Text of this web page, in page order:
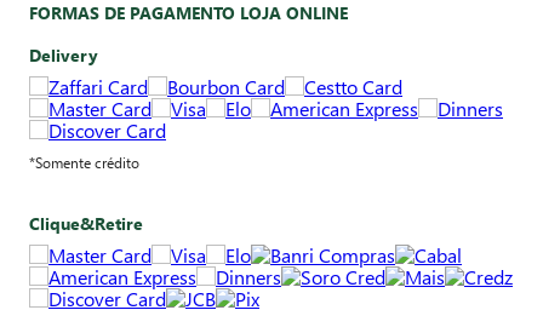
FORMAS DE PAGAMENTO LOJA ONLINE
Delivery
*Somente crédito
Clique&Retire